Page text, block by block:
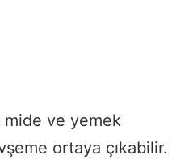
mide ve yemek
ortaya çıkabilir.